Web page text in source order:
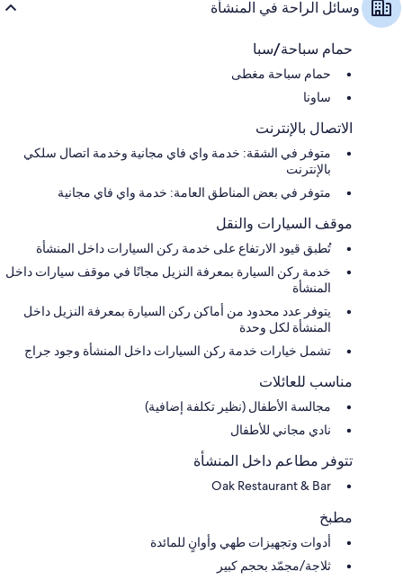
وسائل الراحة في المنشأة
حمام سباحة/سبا
حمام سباحة مغطى
ساونا
الاتصال بالإنترنت
متوفر في الشقة: خدمة واي فاي مجانية وخدمة اتصال سلكي
بالإنترنت
متوفر في بعض المناطق العامة: خدمة واي فاي مجانية
موقف السيارات والنقل
تُطبق قيود الارتفاع على خدمة ركن السيارات داخل المنشأة
خدمة ركن السيارة بمعرفة النزيل مجانًا في موقف سيارات داخل
المنشأة
يتوفر عدد محدود من أماكن ركن السيارة بمعرفة النزيل داخل
المنشأة لكل وحدة
تشمل خيارات خدمة ركن السيارات داخل المنشأة وجود جراج
مناسب للعائلات
مجالسة الأطفال (نظير تكلفة إضافية)
نادي مجاني للأطفال
تتوفر مطاعم داخل المنشأة
Oak Restaurant & Bar
مطبخ
أدوات وتجهيزات طهي وأوانٍ للمائدة
ثلاجة/مجمّد بحجم كبير